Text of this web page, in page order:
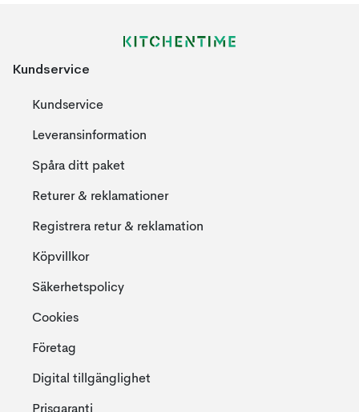
Kundservice
Kundservice
Leveransinformation
Spåra ditt paket
Returer & reklamationer
Registrera retur & reklamation
Köpvillkor
Säkerhetspolicy
Cookies
Företag
Digital tillgänglighet